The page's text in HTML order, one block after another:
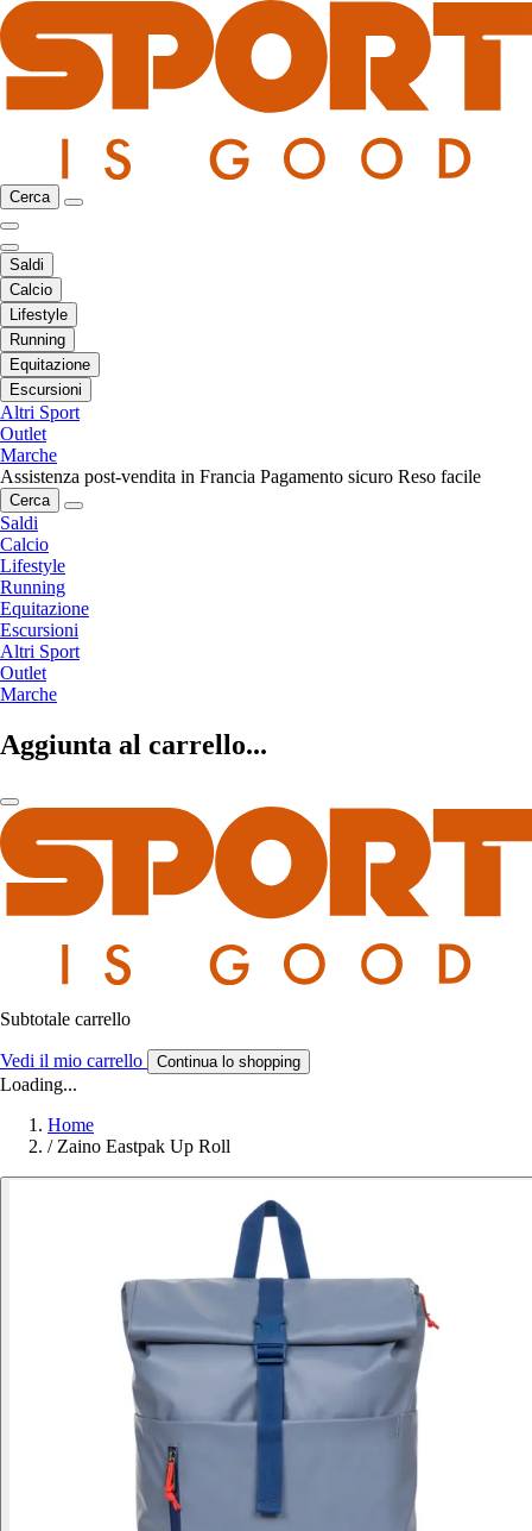
Cerca
Saldi
Calcio
Lifestyle
Running
Equitazione
Escursioni
Altri Sport
Outlet
Marche
Assistenza post-vendita in Francia Pagamento sicuro Reso facile
Cerca
Saldi
Calcio
Lifestyle
Running
Equitazione
Escursioni
Altri Sport
Outlet
Marche
Aggiunta al carrello...
Subtotale carrello
Vedi il mio carrello Continua lo shopping
Loading...
Home
/ Zaino Eastpak Up Roll